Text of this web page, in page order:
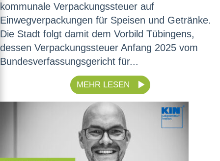
kommunale Verpackungssteuer auf
Einwegverpackungen für Speisen und Getränke.
Die Stadt folgt damit dem Vorbild Tübingens,
dessen Verpackungssteuer Anfang 2025 vom
Bundesverfassungsgericht für...
MEHR LESEN